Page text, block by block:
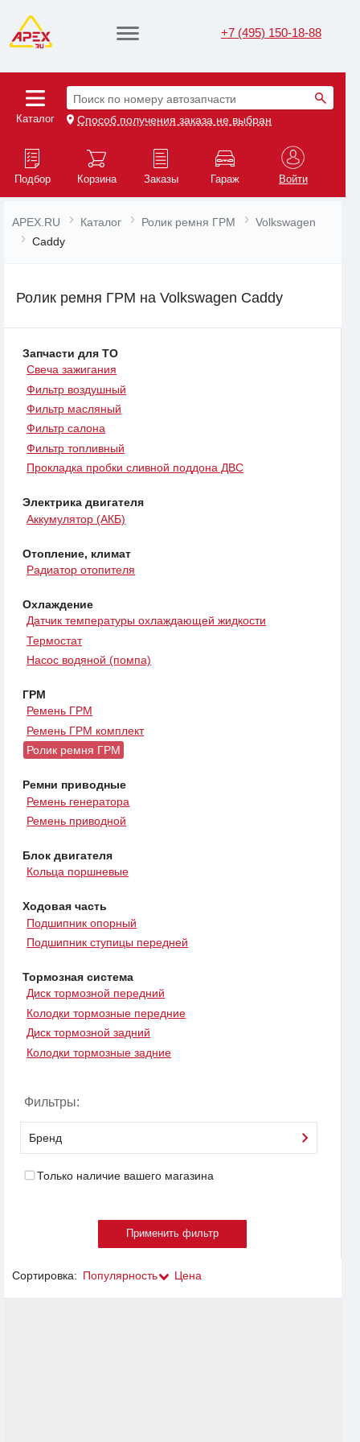
+7 (495) 150-18-88
Каталог
Поиск по номеру автозапчасти
Способ получения заказа не выбран
Подбор Корзина Заказы Гараж Войти
APEX.RU Каталог Ролик ремня ГРМ
Volkswagen
Caddy
Ролик ремня ГРМ на Volkswagen Caddy
Запчасти для ТО
Свеча зажигания
Фильтр воздушный
Фильтр масляный
Фильтр салона
Фильтр топливный
Прокладка пробки сливной поддона ДВС
Электрика двигателя
Аккумулятор (АКБ)
Отопление, климат
Радиатор отопителя
Охлаждение
Датчик температуры охлаждающей жидкости
Термостат
Насос водяной (помпа)
ГРМ
Ремень ГРМ
Ремень ГРМ комплект
Ролик ремня ГРМ
Ремни приводные
Ремень генератора
Ремень приводной
Блок двигателя
Кольца поршневые
Ходовая часть
Подшипник опорный
Подшипник ступицы передней
Тормозная система
Диск тормозной передний
Колодки тормозные передние
Диск тормозной задний
Колодки тормозные задние
Фильтры:
Бренд
Только наличие вашего магазина
Сортировка: Популярность Цена